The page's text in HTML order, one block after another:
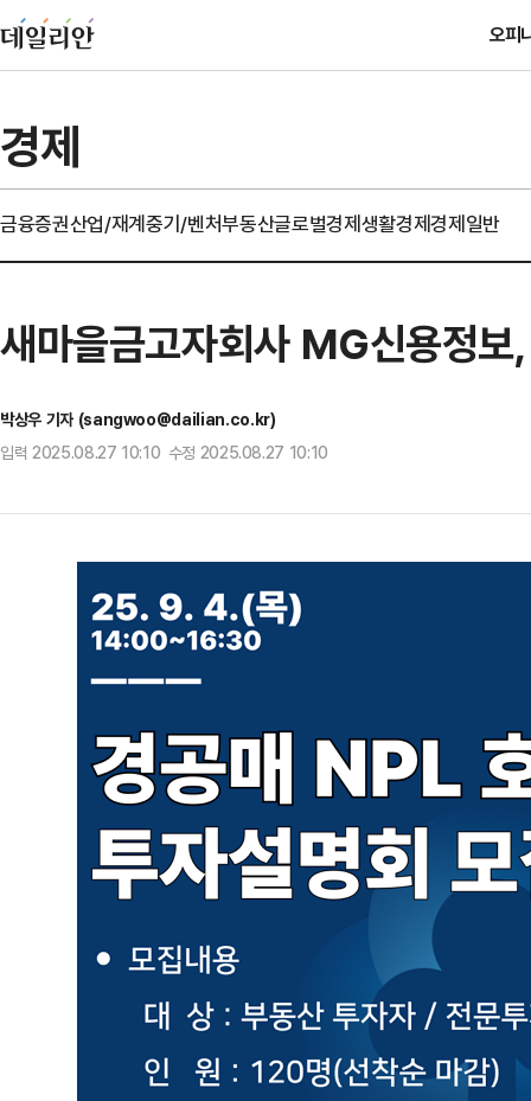
오피
경제
금융증권산업/재계중기/벤처부동산글로벌경제생활경제경제일반
새마을금고자회사 MG신용정
박상우 기자 (sangwoo@dailian.co.kr)
입력 2025.08.27 10:10 수정 2025.08.27 10:10